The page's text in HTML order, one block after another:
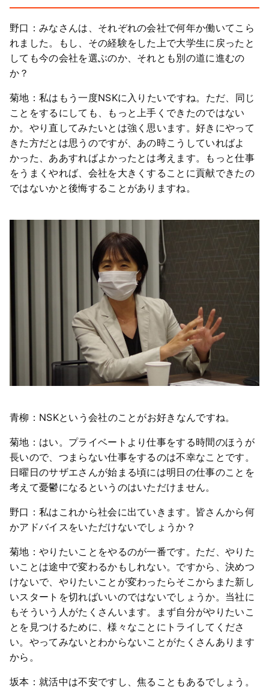
野口：みなさんは、それぞれの会社で何年か働いてこら
れました。もし、その経験をした上で大学生に戻ったと
しても今の会社を選ぶのか、それとも別の道に進むの
か？
菊地：私はもう一度NSKに入りたいですね。ただ、同じ
ことをするにしても、もっと上手くできたのではない
か。やり直してみたいとは強く思います。好きにやって
きた方だとは思うのですが、あの時こうしていればよ
かった、ああすればよかったとは考えます。もっと仕事
をうまくやれば、会社を大きくすることに貢献できたの
ではないかと後悔することがありますね。
青柳：NSKという会社のことがお好きなんですね。
菊地：はい。プライベートより仕事をする時間のほうが
長いので、つまらない仕事をするのは不幸なことです。
日曜日のサザエさんが始まる頃には明日の仕事のことを
考えて憂鬱になるというのはいただけません。
野口：私はこれから社会に出ていきます。皆さんから何
かアドバイスをいただけないでしょうか？
菊地：やりたいことをやるのが一番です。ただ、やりた
いことは途中で変わるかもしれない。ですから、決めつ
けないで、やりたいことが変わったらそこからまた新し
いスタートを切ればいいのではないでしょうか。当社に
もそういう人がたくさんいます。まず自分がやりたいこ
とを見つけるために、様々なことにトライしてくださ
い。やってみないとわからないことがたくさんあります
から。
坂本：就活中は不安ですし、焦ることもあるでしょう。